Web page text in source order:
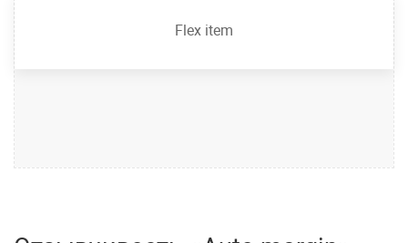
Flex item